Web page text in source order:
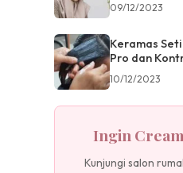
09/12/2023
Keramas
Pro dan
10/12/2023
Ingin
Kunjungi salon